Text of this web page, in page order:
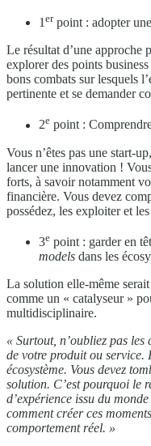
1 erpoint : adopter
Le résultat d’une approche
explorer des points
bons combats sur lesquels
pertinente et se demander
2e point :
Vous n’êtes pas une start-
lancer une innovation !
forts, à savoir notamment
financière. Vous devez
possédez, les exploiter et
3e point : garder en
models dans les
La solution elle-même
comme un « catalyseur »
multidisciplinaire.
« Surtout, n’oubliez pas
de votre produit ou service.
écosystème. Vous devez
solution. C’est pourquoi le
d’expérience issu du
comment créer ces
comportement réel. »